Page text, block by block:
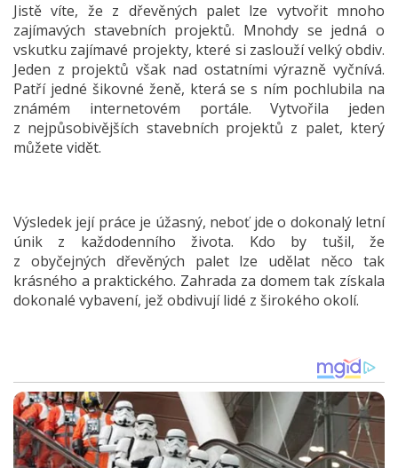
Jistě víte, že z dřevěných palet lze vytvořit mnoho
zajímavých stavebních projektů. Mnohdy se jedná o
vskutku zajímavé projekty, které si zaslouží velký obdiv.
Jeden z projektů však nad ostatními výrazně vyčnívá.
Patří jedné šikovné ženě, která se s ním pochlubila na
známém internetovém portále. Vytvořila jeden
z nejpůsobivějších stavebních projektů z palet, který
můžete vidět.
Výsledek její práce je úžasný, neboť jde o dokonalý letní
únik z každodenního života. Kdo by tušil, že
z obyčejných dřevěných palet lze udělat něco tak
krásného a praktického. Zahrada za domem tak získala
dokonalé vybavení, jež obdivují lidé z širokého okolí.